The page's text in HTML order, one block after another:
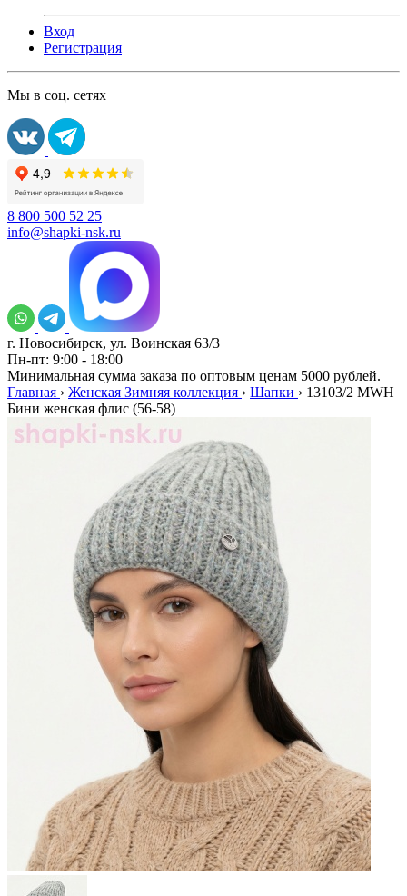
Вход
Регистрация
Мы в соц. сетях
8 800 500 52 25
info@shapki-nsk.ru
г. Новосибирск, ул. Воинская 63/3
Пн-пт: 9:00 - 18:00
Минимальная сумма заказа по оптовым ценам 5000 рублей.
Главная › Женская Зимняя коллекция › Шапки › 13103/2 MWH
Бини женская флис (56-58)